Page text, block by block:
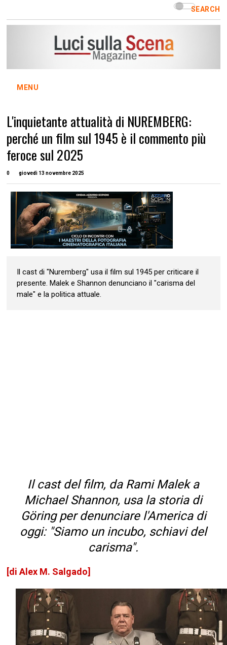
SEARCH
MENU
L'inquietante attualità di NUREMBERG:
perché un film sul 1945 è il commento più
feroce sul 2025
0 giovedì 13 novembre 2025
Il cast di "Nuremberg" usa il film sul 1945 per criticare il
presente. Malek e Shannon denunciano il "carisma del
male" e la politica attuale.
Il cast del film, da Rami Malek a
Michael Shannon, usa la storia di
Göring per denunciare l'America di
oggi: "Siamo un incubo, schiavi del
carisma".
[di Alex M. Salgado]